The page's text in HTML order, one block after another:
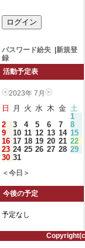
パスワード紛失
新規登
録
活動予定表
2023年 7月
日 月 火 水 木 金 土
1
2
3 4 5 6 7
8
9
10 11 12 13 14 15
16 17 18 19 20 21 22
23 24 25 26 27 28 29
30 31
＜今日＞
今後の予定
予定なし